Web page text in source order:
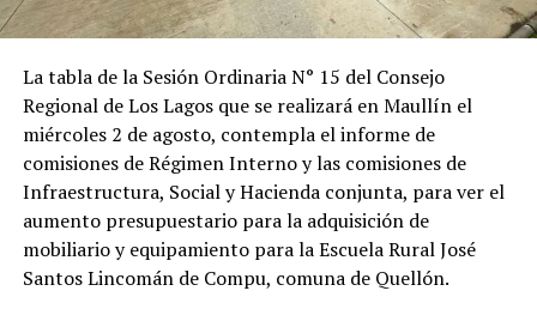
La tabla de la Sesión Ordinaria N° 15 del Consejo
Regional de Los Lagos que se realizará en Maullín el
miércoles 2 de agosto, contempla el informe de
comisiones de Régimen Interno y las comisiones de
Infraestructura, Social y Hacienda conjunta, para ver el
aumento presupuestario para la adquisición de
mobiliario y equipamiento para la Escuela Rural José
Santos Lincomán de Compu, comuna de Quellón.